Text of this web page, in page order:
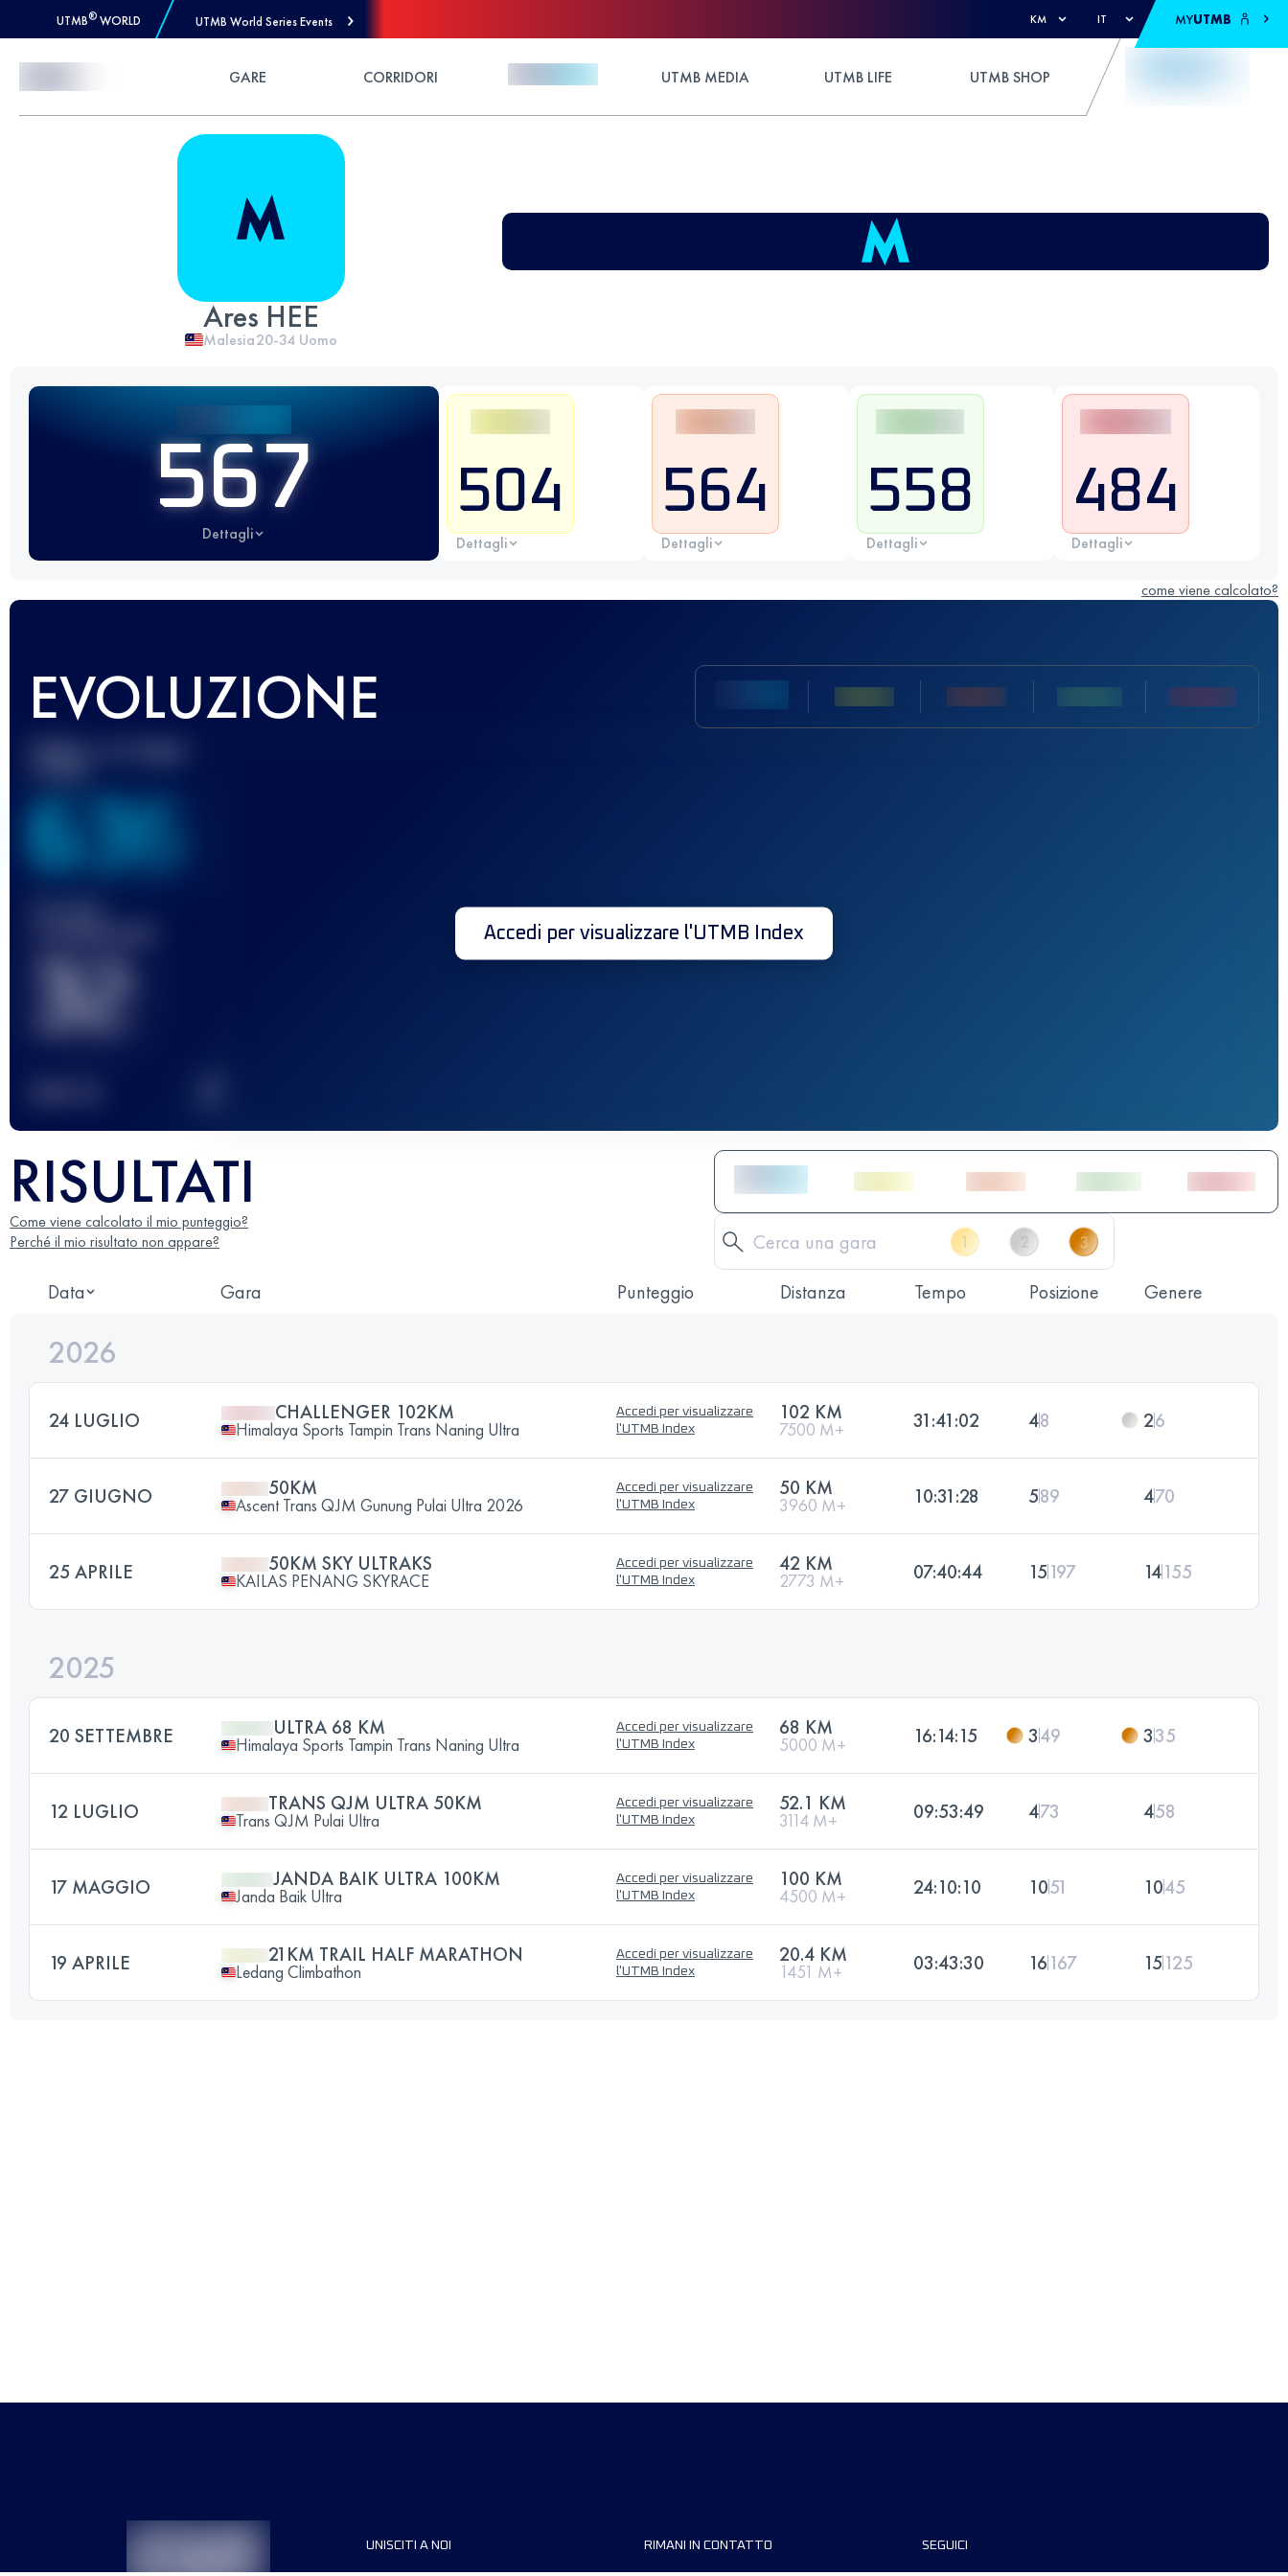
UTMB® WORLD UTMB World Series Events KM IT MYUTMB
GARE CORRIDORI UTMB MEDIA UTMB LIFE UTMB SHOP
Ares HEE
Malesia20-34 Uomo
567
Dettagli
504
Dettagli
564
Dettagli
558
Dettagli
484
Dettagli
come viene calcolato?
EVOLUZIONE
Miglior punteggio
636
Gara(e)
32
Accedi per visualizzare l'UTMB Index
RISULTATI
Come viene calcolato il mio punteggio?
Perché il mio risultato non appare?
Data Gara Punteggio Distanza Tempo Posizione Genere
2026
24 LUGLIO CHALLENGER 102KM
Himalaya Sports Tampin Trans Naning Ultra
Accedi per visualizzare
l'UTMB Index
102 KM
7500 M+ 31:41:02 48 26
27 GIUGNO 50KM
Ascent Trans QJM Gunung Pulai Ultra 2026
Accedi per visualizzare
l'UTMB Index
50 KM
3960 M+ 10:31:28 589 470
25 APRILE 50KM SKY ULTRAKS
KAILAS PENANG SKYRACE
Accedi per visualizzare
l'UTMB Index
42 KM
2773 M+ 07:40:44 15197 14155
2025
20 SETTEMBRE ULTRA 68 KM
Himalaya Sports Tampin Trans Naning Ultra
Accedi per visualizzare
l'UTMB Index
68 KM
5000 M+ 16:14:15 349 335
12 LUGLIO TRANS QJM ULTRA 50KM
Trans QJM Pulai Ultra
Accedi per visualizzare
l'UTMB Index
52.1 KM
3114 M+ 09:53:49 473 458
17 MAGGIO JANDA BAIK ULTRA 100KM
Janda Baik Ultra
Accedi per visualizzare
l'UTMB Index
100 KM
4500 M+ 24:10:10 1051 1045
19 APRILE 21KM TRAIL HALF MARATHON
Ledang Climbathon
Accedi per visualizzare
l'UTMB Index
20.4 KM
1451 M+ 03:43:30 16167 15125
UNISCITI A NOI RIMANI IN CONTATTO SEGUICI